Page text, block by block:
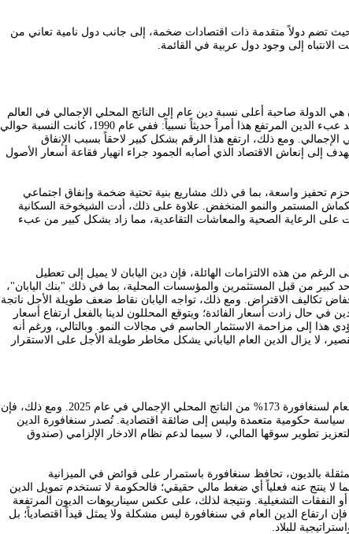
حيث تضم دولاً متقدمة ذات اقتصادات ضخمة، إلى جانب دول نامية تعاني من
الانتباه إلى وجود دول عربية في القائمة.
هي الدولة صاحبة أعلى نسبة دين عام إلى الناتج المحلي الإجمالي في العالم
هذا العام، بواقع 242%. ويُعد عبء الدين المرتفع هذا أمراً حديثاً نسبياً: ففي عام 1990، كانت النسبة حوالي
الإجمالي. ومع ذلك، ارتفع هذا الرقم بشكل كبير لاحقاً بسبب الإنفاق
إلى إنعاش الاقتصاد الذي أصابه الجمود جراء انهيار فقاعة أسعار الأصول
حزم تحفيز واسعة، بما في ذلك مشاريع بنية تحتية ضخمة وإنفاق اجتماعي
المستمر والنمو المنخفض. علاوة على ذلك، أدت الشيخوخة السكانية
على الرعاية الصحية والمعاشات التقاعدية، مما زاد بشكل كبير من عبء
الرغم من هذه الالتزامات الهائلة، فإن دين اليابان لا يميل إلى تعطيل
كبير من قبل المستثمرين والمؤسسات المحلية، بما في ذلك "بنك اليابان"،
تكاليف الاقتراض. ومع ذلك، تواجه اليابان نقاط ضعف طويلة الأجل ناتجة
في حال زادت أسعار الفائدة؛ ويتوقع المحللون لدينا بالفعل ارتفاع أسعار
هذا إلى مزاحمة الاستثمار الحاسم في مجالات النمو. وبالتالي، ورغم أنه
لا يزال الدين العام الياباني يشكل مخاطر طويلة الأجل على الاستقرار
من المتوقع أن يبلغ الدين العام لسنغافورة 173% من الناتج المحلي الإجمالي في عام 2025. ومع ذلك، فإن
سياسة حكومية متعمدة وليس إلى ضائقة اقتصادية. تُصدر سنغافورة الدين
تطوير سوقها المالي، لا سيما لدعم نظام الادخار الإلزامي (صندوق
بالديون، تحافظ سنغافورة باستمرار على فوائض في الميزانية
لا ينتج عنه فعلياً أي ضغط مالي حقيقي؛ فالحكومة لا تستخدم تمويل الدين
أو النفقات التشغيلية. ونتيجة لذلك، على عكس سيناريوهات الديون المرتفعة
ارتفاع الدين العام في سنغافورة ليس مشكلة ولا يمثل قيداً اقتصادياً؛ بل
للبلاد.